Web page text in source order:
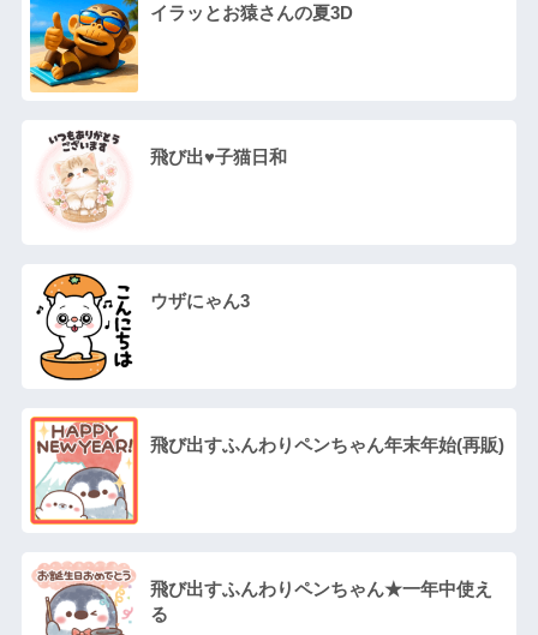
イラッとお猿さんの夏3D
飛び出♥子猫日和
ウザにゃん3
飛び出すふんわりペンちゃん年末年始(再販)
飛び出すふんわりペンちゃん★一年中使え
る